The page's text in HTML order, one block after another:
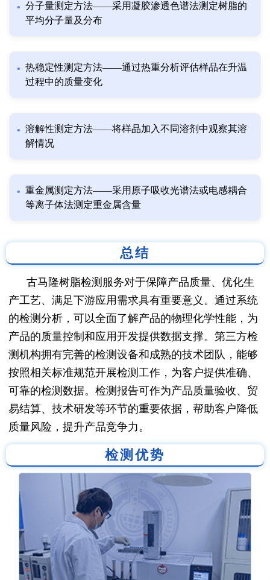
分子量测定方法——采用凝胶渗透色谱法测定树脂的
平均分子量及分布
热稳定性测定方法——通过热重分析评估样品在升温
过程中的质量变化
溶解性测定方法——将样品加入不同溶剂中观察其溶
解情况
重金属测定方法——采用原子吸收光谱法或电感耦合
等离子体法测定重金属含量
总结
古马隆树脂检测服务对于保障产品质量、优化生
产工艺、满足下游应用需求具有重要意义。通过系统
的检测分析，可以全面了解产品的物理化学性能，为
产品的质量控制和应用开发提供数据支撑。第三方检
测机构拥有完善的检测设备和成熟的技术团队，能够
按照相关标准规范开展检测工作，为客户提供准确、
可靠的检测数据。检测报告可作为产品质量验收、贸
易结算、技术研发等环节的重要依据，帮助客户降低
质量风险，提升产品竞争力。
检测优势